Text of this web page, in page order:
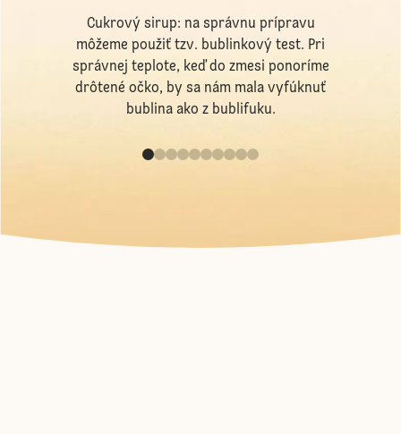
Cukrový sirup: na správnu prípravu
môžeme použiť tzv. bublinkový test. Pri
správnej teplote, keď do zmesi ponoríme
drôtené očko, by sa nám mala vyfúknuť
bublina ako z bublifuku.